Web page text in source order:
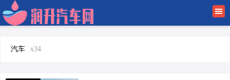
首页
润升新闻
汽车 x34